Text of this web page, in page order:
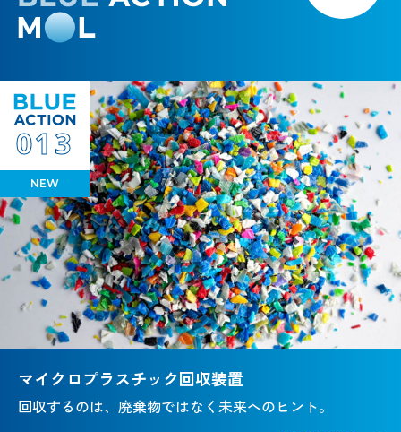
013
NEW
マイクロプラスチック回収装置
回収するのは、廃棄物ではなく未来へのヒント。